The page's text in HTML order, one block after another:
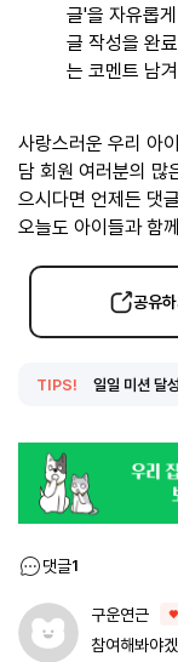
글'을 자유롭
글 작성을 완
는 코멘트 남
사랑스러운 우리 아
담 회원 여러분의 많
으시다면 언제든 댓
오늘도 아이들과 함
공유하
TIPS! 일일 미션 달
댓글1
구운연근
참여해봐야